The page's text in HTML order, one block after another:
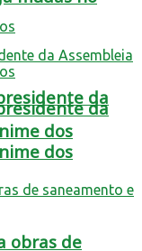
da
dos
da
dos
obras de